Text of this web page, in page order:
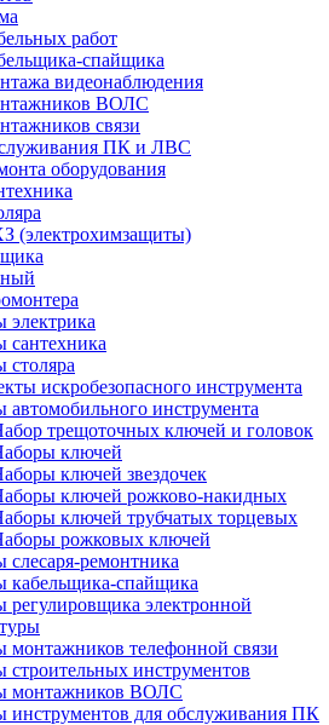
работ
спайщика
видеонаблюдения
ВОЛС
связи
ПК и ЛВС
оборудования
(электрохимзащиты)
электрика
сантехника
столяра
искробезопасного инструмента
автомобильного инструмента
трещоточных ключей и головок
ключей
ключей звездочек
ключей рожково-накидных
ключей трубчатых торцевых
рожковых ключей
слесаря-ремонтника
кабельщика-спайщика
регулировщика электронной
монтажников телефонной связи
строительных инструментов
монтажников ВОЛС
инструментов для обслуживания ПК